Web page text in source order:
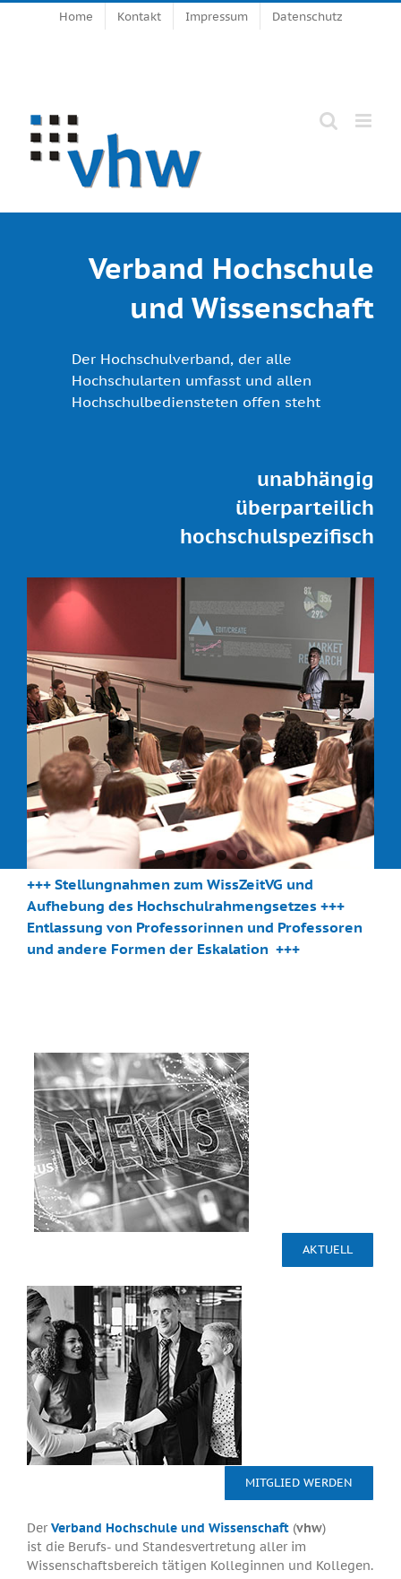
Zum
Home Kontakt Impressum Datenschutz
Verband Hochschule
und Wissenschaft
Der Hochschulverband, der alle
Hochschularten umfasst und allen
Hochschulbediensteten offen steht
unabhängig
überparteilich
hochschulspezifisch
+++ Stellungnahmen zum WissZeitVG und
Aufhebung des Hochschulrahmengsetzes +++
Entlassung von Professorinnen und Professoren
und andere Formen der Eskalation +++
AKTUELL
MITGLIED WERDEN
DerVerband Hochschule und Wissenschaft (vhw)
ist die Berufs- und Standesvertretung aller im
Wissenschaftsbereich tätigen Kolleginnen und Kollegen.